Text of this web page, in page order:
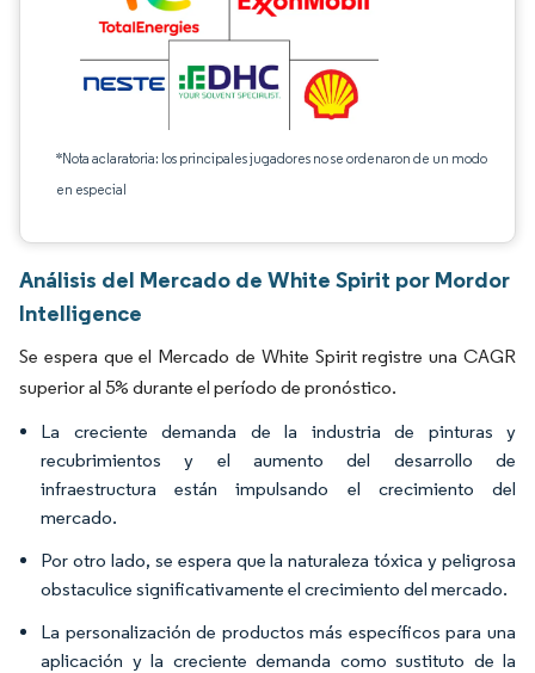
*Nota aclaratoria: los principales jugadores no se ordenaron de un modo
en especial
Análisis del Mercado de White Spirit por Mordor
Intelligence
Se espera que el Mercado de White Spirit registre una CAGR
superior al 5% durante el período de pronóstico.
La creciente demanda de la industria de pinturas y
recubrimientos y el aumento del desarrollo de
infraestructura están impulsando el crecimiento del
mercado.
Por otro lado, se espera que la naturaleza tóxica y peligrosa
obstaculice significativamente el crecimiento del mercado.
La personalización de productos más específicos para una
aplicación y la creciente demanda como sustituto de la